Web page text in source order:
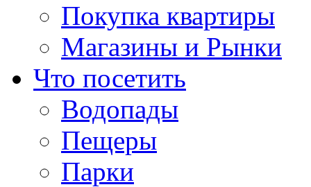
Покупка квартиры
Магазины и Рынки
Что посетить
Водопады
Пещеры
Парки